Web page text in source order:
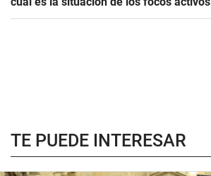
TE PUEDE INTERESAR